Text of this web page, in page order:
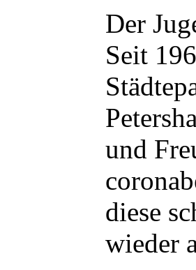
Der
Seit
und
diese
wieder